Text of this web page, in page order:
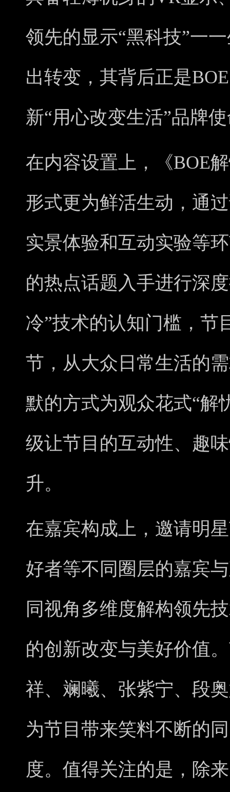
领先的显示“黑科技”一
出转变，其背后正是
新“用心改变生活”品牌
在内容设置上，《BOE
形式更为鲜活生动，通
实景体验和互动实验等
的热点话题入手进行深
冷”技术的认知门槛，节
节，从大众日常生活的
默的方式为观众花式“解
级让节目的互动性、趣
升。
在嘉宾构成上，邀请明
好者等不同圈层的嘉宾
同视角多维度解构领先
的创新改变与美好价值
祥、斓曦、张紫宁、段
为节目带来笑料不断的
度。值得关注的是，除